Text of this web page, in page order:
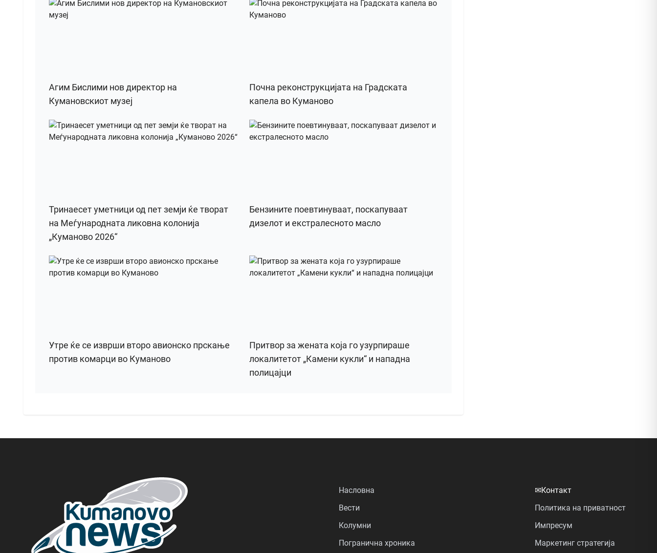
Агим Бислими нов директор на
Кумановскиот музеј
Почна реконструкцијата на Градската
капела во Куманово
Тринаесет уметници од пет земји ќе творат
на Меѓународната ликовна колонија
„Куманово 2026“
Бензините поевтинуваат, поскапуваат
дизелот и екстралесното масло
Утре ќе се изврши второ авионско прскање
против комарци во Куманово
Притвор за жената која го узурпираше
локалитетот „Камени кукли“ и нападна
полицајци
Насловна
Вести
Колумни
Погранична хроника
✉Контакт
Политика на приватност
Импресум
Маркетинг стратегија